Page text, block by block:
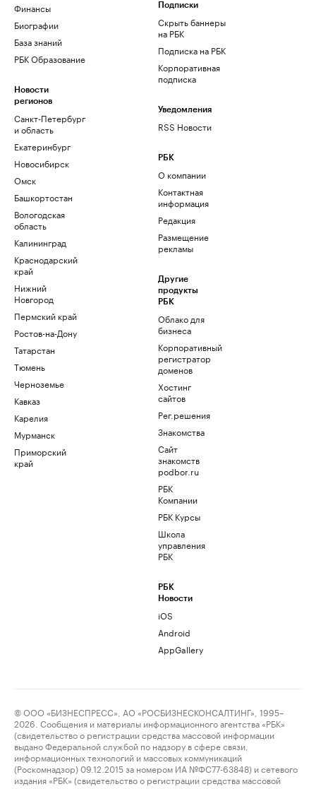
Финансы
Биографии
База знаний
РБК Образование
Новости
регионов
Санкт-Петербург
и область
Екатеринбург
Новосибирск
Омск
Башкортостан
Вологодская
область
Калининград
Краснодарский
край
Нижний
Новгород
Пермский край
Ростов-на-Дону
Татарстан
Тюмень
Черноземье
Кавказ
Карелия
Мурманск
Приморский
край
Подписки
Скрыть баннеры
на РБК
Подписка на РБК
Корпоративная
подписка
Уведомления
RSS Новости
РБК
О компании
Контактная
информация
Редакция
Размещение
рекламы
Другие
продукты
РБК
Облако для
бизнеса
Корпоративный
регистратор
доменов
Хостинг
сайтов
Рег.решения
Знакомства
Сайт
знакомств
podbor.ru
РБК
Компании
РБК Курсы
Школа
управления
РБК
РБК
Новости
iOS
Android
AppGallery
© ООО «БИЗНЕСПРЕСС», АО «РОСБИЗНЕСКОНСАЛТИНГ», 1995–
2026. Сообщения и материалы информационного агентства «РБК»
(свидетельство о регистрации средства массовой информации
выдано Федеральной службой по надзору в сфере связи,
информационных технологий и массовых коммуникаций
(Роскомнадзор) 09.12.2015 за номером ИА №ФС77-63848) и сетевого
издания «РБК» (свидетельство о регистрации средства массовой